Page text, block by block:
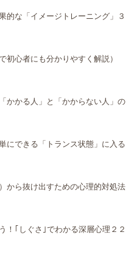
的な「イメージトレーニング」３
初心者にも分かりやすく解説）
かかる人」と「かからない人」の
にできる「トランス状態」に入る
から抜け出すための心理的対処法
！｢しぐさ｣でわかる深層心理２２